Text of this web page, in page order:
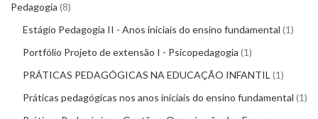
Pedagogia 8
Estágio Pedagogia II - Anos iniciais do ensino fundamental 1
Portfólio Projeto de extensão I - Psicopedagogia 1
PRÁTICAS PEDAGÓGICAS NA EDUCAÇÃO INFANTIL
1
Práticas pedagógicas nos anos iniciais do ensino fundamental 1